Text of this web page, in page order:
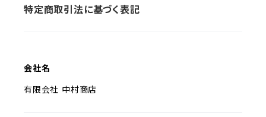
特定商取引法に基づく表記
会社名
有限会社 中村商店